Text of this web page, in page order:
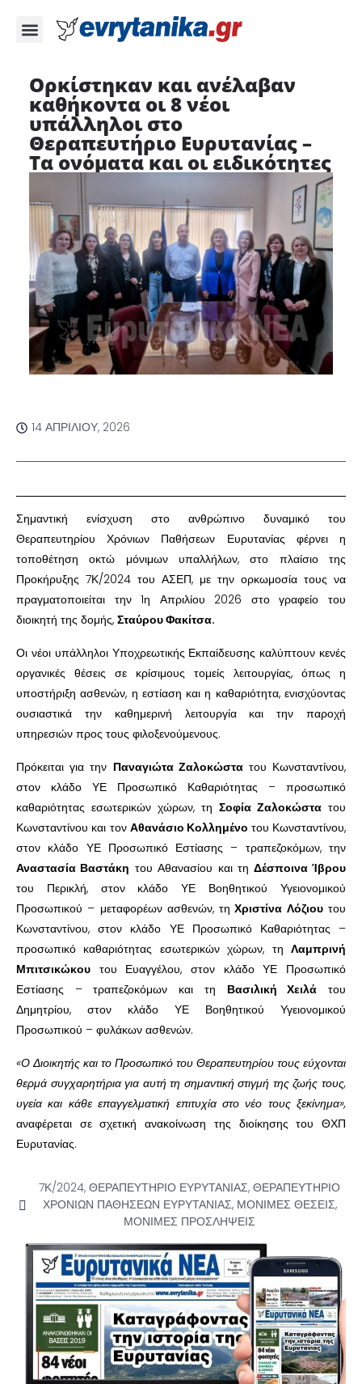
Ορκίστηκαν και ανέλαβαν
καθήκοντα οι 8 νέοι
υπάλληλοι στο
Θεραπευτήριο Ευρυτανίας –
Τα ονόματα και οι ειδικότητες
14 ΑΠΡΙΛΊΟΥ, 2026
Σημαντική ενίσχυση στο ανθρώπινο δυναμικό του
Θεραπευτηρίου Χρόνιων Παθήσεων Ευρυτανίας φέρνει η
τοποθέτηση οκτώ μόνιμων υπαλλήλων, στο πλαίσιο της
Προκήρυξης 7Κ/2024 του ΑΣΕΠ, με την ορκωμοσία τους να
πραγματοποιείται την 1η Απριλίου 2026 στο γραφείο του
διοικητή της δομής, Σταύρου Φακίτσα.
Οι νέοι υπάλληλοι Υποχρεωτικής Εκπαίδευσης καλύπτουν κενές
οργανικές θέσεις σε κρίσιμους τομείς λειτουργίας, όπως η
υποστήριξη ασθενών, η εστίαση και η καθαριότητα, ενισχύοντας
ουσιαστικά την καθημερινή λειτουργία και την παροχή
υπηρεσιών προς τους φιλοξενούμενους.
Πρόκειται για την Παναγιώτα Ζαλοκώστατου Κωνσταντίνου,
στον κλάδο ΥΕ Προσωπικό Καθαριότητας – προσωπικό
καθαριότητας εσωτερικών χώρων, τη Σοφία Ζαλοκώστα του
Κωνσταντίνου και τον Αθανάσιο Κολλημένο του Κωνσταντίνου,
στον κλάδο ΥΕ Προσωπικό Εστίασης – τραπεζοκόμων, την
Αναστασία Βαστάκη του Αθανασίου και τη Δέσποινα Ίβρου
του Περικλή, στον κλάδο ΥΕ Βοηθητικού Υγειονομικού
Προσωπικού – μεταφορέων ασθενών, τη Χριστίνα Λόζιουτου
Κωνσταντίνου, στον κλάδο ΥΕ Προσωπικό Καθαριότητας –
προσωπικό καθαριότητας εσωτερικών χώρων, τη Λαμπρινή
Μπιτσικώκου του Ευαγγέλου, στον κλάδο ΥΕ Προσωπικό
Εστίασης – τραπεζοκόμων και τη Βασιλική Χειλά του
Δημητρίου, στον κλάδο ΥΕ Βοηθητικού Υγειονομικού
Προσωπικού – φυλάκων ασθενών.
«Ο Διοικητής και το Προσωπικό του Θεραπευτηρίου τους εύχονται
θερμά συγχαρητήρια για αυτή τη σημαντική στιγμή της ζωής τους,
υγεία και κάθε επαγγελματική επιτυχία στο νέο τους ξεκίνημα»,
αναφέρεται σε σχετική ανακοίνωση της διοίκησης του ΘΧΠ
Ευρυτανίας.
7Κ/2024, ΘΕΡΑΠΕΥΤΗΡΙΟ ΕΥΡΥΤΑΝΙΑΣ, ΘΕΡΑΠΕΥΤΗΡΙΟ
ΧΡΟΝΙΩΝ ΠΑΘΗΣΕΩΝ ΕΥΡΥΤΑΝΙΑΣ, ΜΟΝΙΜΕΣ ΘΕΣΕΙΣ,
ΜΟΝΙΜΕΣ ΠΡΟΣΛΗΨΕΙΣ